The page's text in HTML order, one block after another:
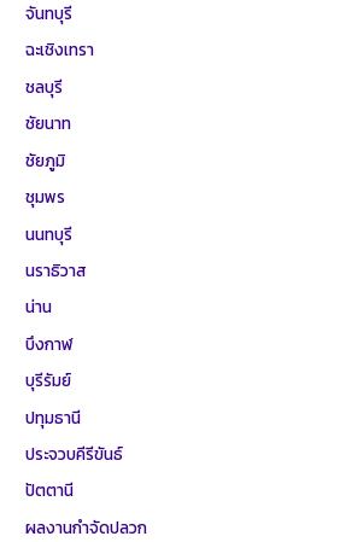
จันทบุรี
ฉะเชิงเทรา
ชลบุรี
ชัยนาท
ชัยภูมิ
ชุมพร
นนทบุรี
นราธิวาส
น่าน
บึงกาฬ
บุรีรัมย์
ปทุมธานี
ประจวบคีรีขันธ์
ปัตตานี
ผลงานกำจัดปลวก